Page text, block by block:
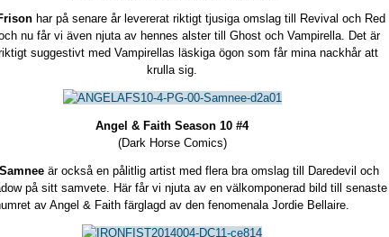
har på senare år levererat riktigt tjusiga omslag till Revival och Red
nu får vi även njuta av hennes alster till Ghost och Vampirella. Det är
suggestivt med Vampirellas läskiga ögon som får mina nackhår att
krulla sig.
Angel & Faith Season 10 #4
(Dark Horse Comics)
är också en pålitlig artist med flera bra omslag till Daredevil och
på sitt samvete. Här får vi njuta av en välkomponerad bild till senaste
av Angel & Faith färglagd av den fenomenala Jordie Bellaire.